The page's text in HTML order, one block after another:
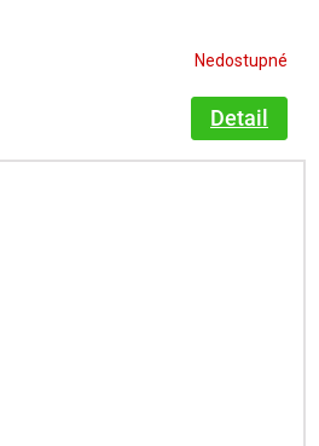
Nedostupné
Detail